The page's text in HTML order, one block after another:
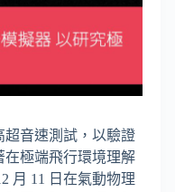
超音速測試，以驗證
在極端飛行環境理解
月 11 日在氣動物理